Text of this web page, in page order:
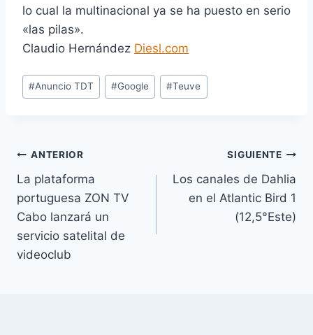
lo cual la multinacional ya se ha puesto en serio
«las pilas».
Claudio Hernández Diesl.com
E
t
u
e
a
s
d
#Anuncio TDT #Google #Teuve
Navegación
de
entradas
ANTERIOR
La plataforma
portuguesa ZON TV
Cabo lanzará un
servicio satelital de
videoclub
SIGUIENTE
Los canales de Dahlia
en el Atlantic Bird 1
(12,5°Este)